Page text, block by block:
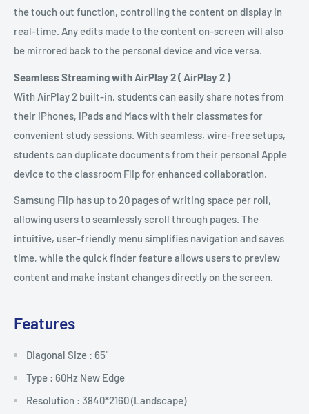
the touch out function, controlling the content on display in
real-time. Any edits made to the content on-screen will also
be mirrored back to the personal device and vice versa.
Seamless Streaming with AirPlay 2 ( AirPlay 2 )
With AirPlay 2 built-in, students can easily share notes from
their iPhones, iPads and Macs with their classmates for
convenient study sessions. With seamless, wire-free setups,
students can duplicate documents from their personal Apple
device to the classroom Flip for enhanced collaboration.
Samsung Flip has up to 20 pages of writing space per roll,
allowing users to seamlessly scroll through pages. The
intuitive, user-friendly menu simplifies navigation and saves
time, while the quick finder feature allows users to preview
content and make instant changes directly on the screen.
Features
Diagonal Size : 65"
Type : 60Hz New Edge
Resolution : 3840*2160 (Landscape)